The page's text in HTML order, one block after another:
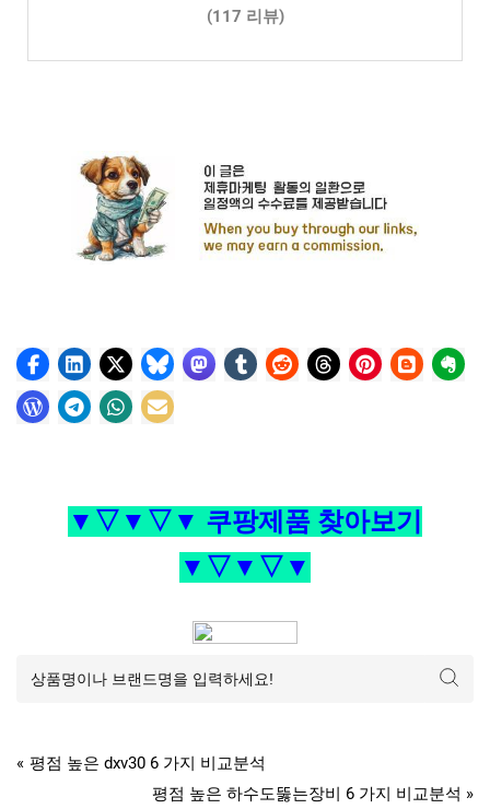
(117 리뷰)
▼▽▼▽▼ 쿠팡제품 찾아보기
▼▽▼▽▼
가전디지털
글
P
평점 높은 dxv30 6 가지 비교분석
N
평점 높은 하수도뚫는장비 6 가지 비교분석